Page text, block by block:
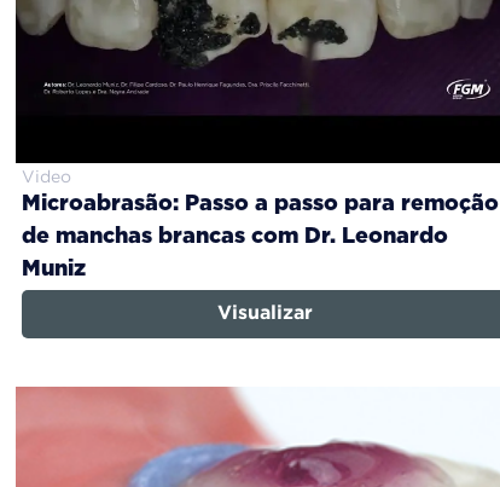
Video
Microabrasão: Passo a passo para remoção
de manchas brancas com Dr. Leonardo
Muniz
Visualizar